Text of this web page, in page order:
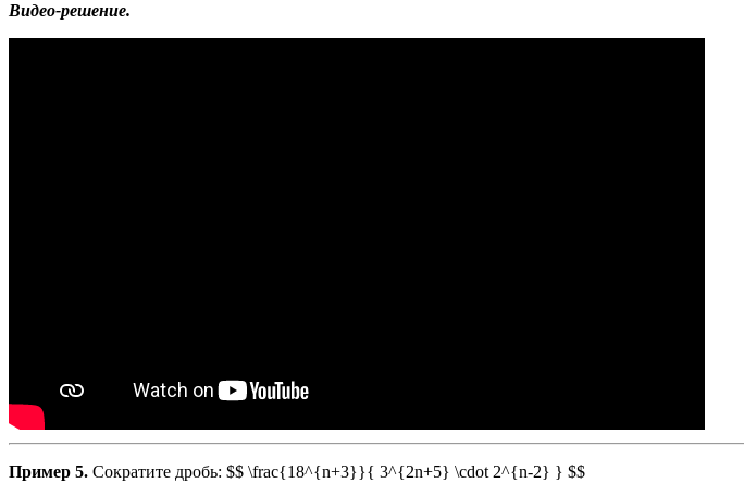
Видео-решение.
Пример 5. Сократите дробь: $$ \frac{18^{n+3}}{ 3^{2n+5} \cdot 2^{n-2} } $$